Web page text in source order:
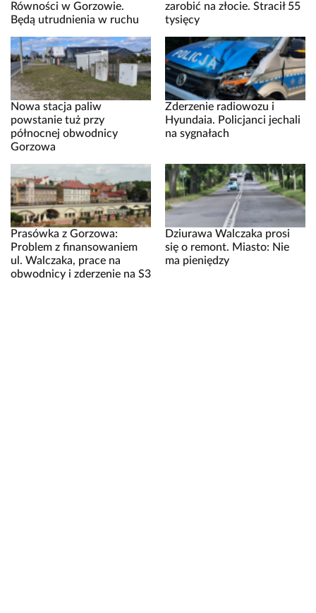
Równości w Gorzowie.
Będą utrudnienia w ruchu
zarobić na złocie. Stracił 55
tysięcy
Nowa stacja paliw
powstanie tuż przy
północnej obwodnicy
Gorzowa
Zderzenie radiowozu i
Hyundaia. Policjanci jechali
na sygnałach
Prasówka z Gorzowa:
Problem z finansowaniem
ul. Walczaka, prace na
obwodnicy i zderzenie na S3
Dziurawa Walczaka prosi
się o remont. Miasto: Nie
ma pieniędzy